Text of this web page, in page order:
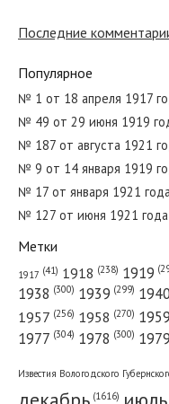
№ 56 от марта 1951
№ 7 от января 1937
№ 143 от июня 1935
Последние
Популярное
№ 1 от 18 апреля 1917
№ 49 от 29 июня 1919
№ 187 от августа 1921
№ 9 от 14 января 1919
№ 17 от января 1921
№ 127 от июня 1921
Метки
1917 (41) 1918 (238) 1919
1938 (300) 1939 (299) 1940
1957 (256) 1958 (270) 1959
1977 (304) 1978 (300) 1979
Известия Вологодского
(1616)